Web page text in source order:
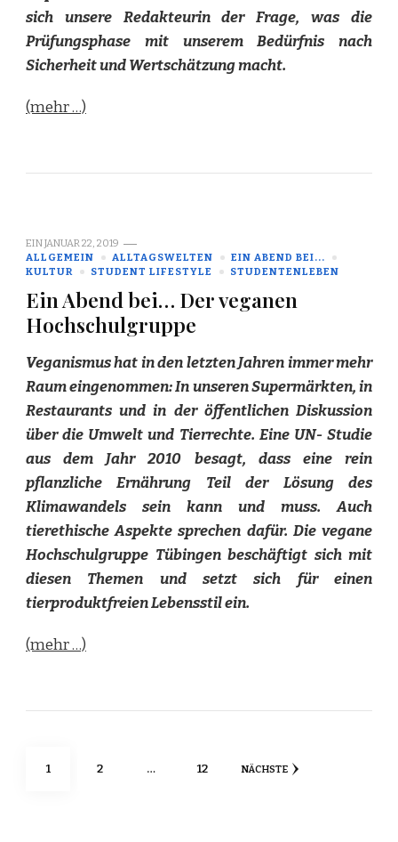
sich unsere Redakteurin der Frage, was die
Prüfungsphase mit unserem Bedürfnis nach
Sicherheit und Wertschätzung macht.
(mehr …)
EINJANUAR 22, 2019
ALLGEMEIN
ALLTAGSWELTEN
EIN ABEND BEI...
KULTUR
STUDENT LIFESTYLE STUDENTENLEBEN
Ein Abend bei… Der veganen
Hochschulgruppe
Veganismus hat in den letzten Jahren immer mehr
Raum eingenommen: In unseren Supermärkten, in
Restaurants und in der öffentlichen Diskussion
über die Umwelt und Tierrechte. Eine UN- Studie
aus dem Jahr 2010 besagt, dass eine rein
pflanzliche Ernährung Teil der Lösung des
Klimawandels sein kann und muss. Auch
tierethische Aspekte sprechen dafür. Die vegane
Hochschulgruppe Tübingen beschäftigt sich mit
diesen Themen und setzt sich für einen
tierproduktfreien Lebensstil ein.
(mehr …)
Seitennummerierung
SEITE
1 SEITE
2 … SEITE
12 NÄCHSTE